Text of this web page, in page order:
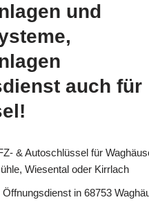
und
auch für
& Autoschlüssel für
Wiesental oder Kirrlach
in 68753